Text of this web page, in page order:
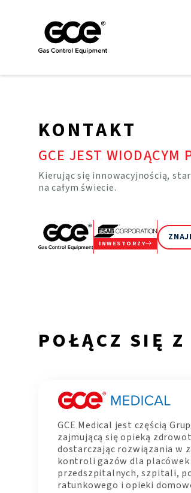
KONTAKT
GCE JEST WIODĄCYM
Kierując się innowacyjnością,
na całym świecie.
INWESTORZY
POŁĄCZ SIĘ Z
GCE Medical jest częścią
zajmującą się opieką
dostarczając rozwiązania w
kontroli gazów dla placówek
przedszpitalnych, szpitali,
ratunkowego i opieki